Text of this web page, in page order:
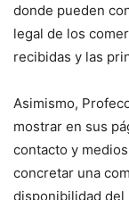
donde pueden
legal de los
recibidas y las
Asimismo,
mostrar en sus
contacto y
concretar una
disponibilidad del